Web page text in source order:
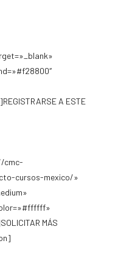
A ESTE
cmc-
cursos-mexico/»
MÁS